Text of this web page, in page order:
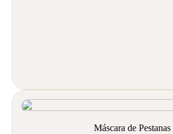
Máscara de Pestanas